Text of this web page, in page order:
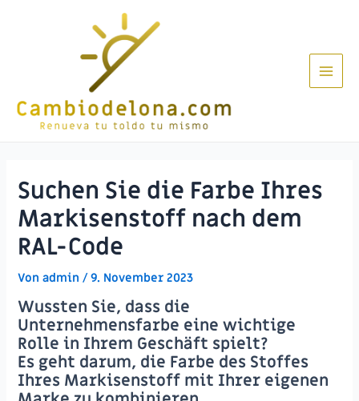
Main
Suchen Sie die Farbe Ihres
Markisenstoff nach dem
RAL-Code
Vonadmin/9. November 2023
Wussten Sie, dass die
Unternehmensfarbe eine wichtige
Rolle in Ihrem Geschäft spielt?
Es geht darum, die Farbe des Stoffes
Ihres Markisenstoff mit Ihrer eigenen